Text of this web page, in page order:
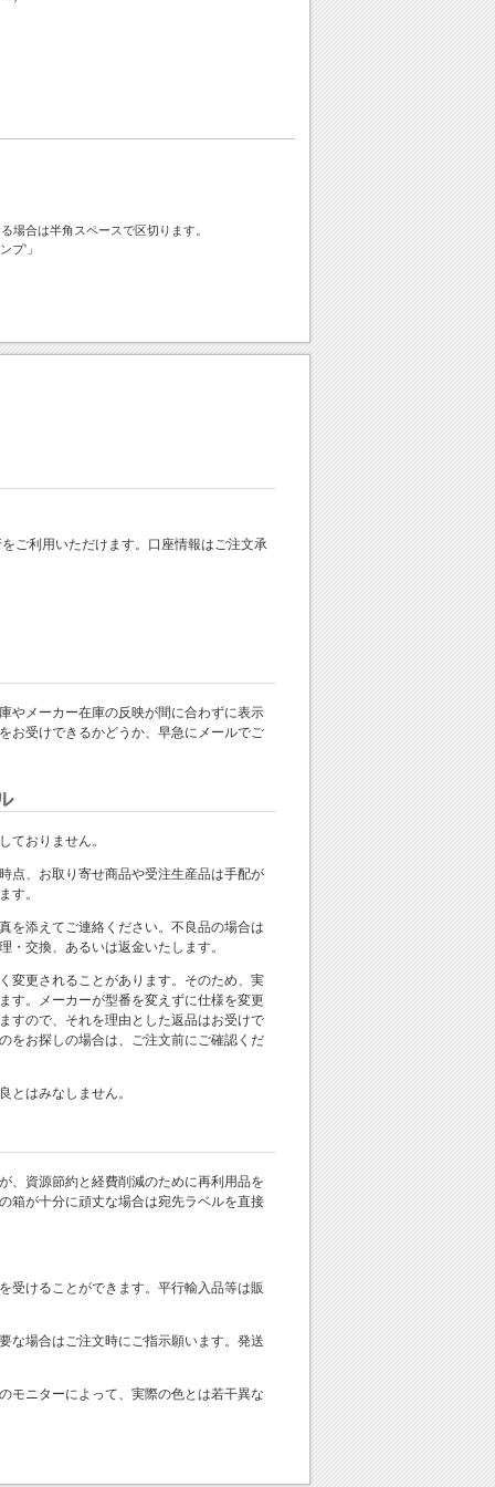
場合は半角スペースで区切ります。
プ'」
ご利用いただけます。口座情報はご注文承
やメーカー在庫の反映が間に合わずに表示
お受けできるかどうか、早急にメールでご
ておりません。
点、お取り寄せ商品や受注生産品は手配が
す。
を添えてご連絡ください。不良品の場合は
・交換、あるいは返金いたします。
変更されることがあります。そのため、実
す。メーカーが型番を変えずに仕様を変更
すので、それを理由とした返品はお受けで
をお探しの場合は、ご注文前にご確認くだ
とはみなしません。
、資源節約と経費削減のために再利用品を
箱が十分に頑丈な場合は宛先ラベルを直接
受けることができます。平行輸入品等は販
な場合はご注文時にご指示願います。発送
モニターによって、実際の色とは若干異な